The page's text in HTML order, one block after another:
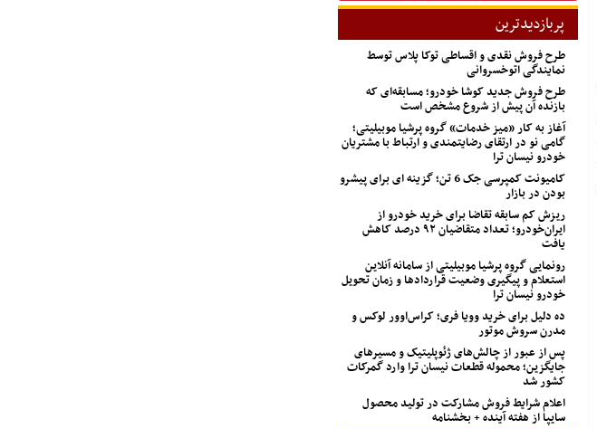
پربازدیدترین
طرح فروش نقدی و اقساطی توکا پلاس توسط
نمایندگی اتوخسروانی
طرح فروش جدید کوشا خودرو؛ مسابقه‌ای که
بازنده آن پیش از شروع مشخص است
آغاز به کار «میز خدمات» گروه پرشیا موبیلیتی؛
گامی نو در ارتقای رضایتمندی و ارتباط با مشتریان
خودرو نیسان ترا
کامیونت کمپرسی جک 6 تن؛ گزینه ای برای پیشرو
بودن در بازار
ریزش کم‌ سابقه تقاضا برای خرید خودرو از
ایران‌خودرو؛ تعداد متقاضیان ۹۲ درصد کاهش
یافت
رونمایی گروه پرشیا موبیلیتی از سامانه آنلاین
استعلام و پیگیری وضعیت قراردادها و زمان تحویل
خودرو نیسان ترا
ده دلیل برای خرید وویا فری؛ کراس‌اوور لوکس و
مدرن سروش موتور
پس از عبور از چالش‌های ژئوپلیتیک و مسیرهای
جایگزین؛ محموله قطعات نیسان ترا وارد گمرکات
کشور شد
اعلام شرایط فروش مشارکت در تولید محصول
سایپا از هفته آینده + بخشنامه